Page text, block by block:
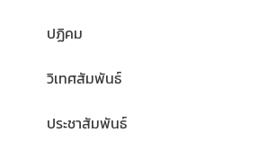
ปฏิคม
วิเทศสัมพันธ์
ประชาสัมพันธ์